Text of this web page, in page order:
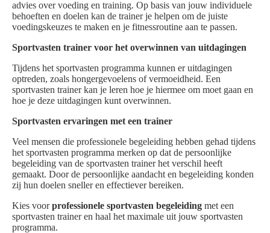
advies over voeding en training. Op basis van jouw individuele
behoeften en doelen kan de trainer je helpen om de juiste
voedingskeuzes te maken en je fitnessroutine aan te passen.
Sportvasten trainer voor het overwinnen van uitdagingen
Tijdens het sportvasten programma kunnen er uitdagingen
optreden, zoals hongergevoelens of vermoeidheid. Een
sportvasten trainer kan je leren hoe je hiermee om moet gaan en
hoe je deze uitdagingen kunt overwinnen.
Sportvasten ervaringen met een trainer
Veel mensen die professionele begeleiding hebben gehad tijdens
het sportvasten programma merken op dat de persoonlijke
begeleiding van de sportvasten trainer het verschil heeft
gemaakt. Door de persoonlijke aandacht en begeleiding konden
zij hun doelen sneller en effectiever bereiken.
Kies voorprofessionele sportvasten begeleiding met een
sportvasten trainer en haal het maximale uit jouw sportvasten
programma.